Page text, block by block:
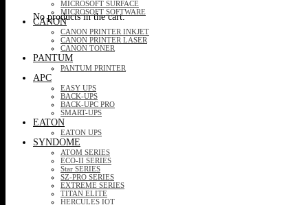
No products in the cart.
MICROSOFT SURFACE
MICROSOFT SOFTWARE
CANON
CANON PRINTER INKJET
CANON PRINTER LASER
CANON TONER
PANTUM
PANTUM PRINTER
APC
EASY UPS
BACK-UPS
BACK-UPC PRO
SMART-UPS
EATON
EATON UPS
SYNDOME
ATOM SERIES
ECO-II SERIES
Star SERIES
SZ-PRO SERIES
EXTREME SERIES
TITAN ELITE
HERCULES IOT